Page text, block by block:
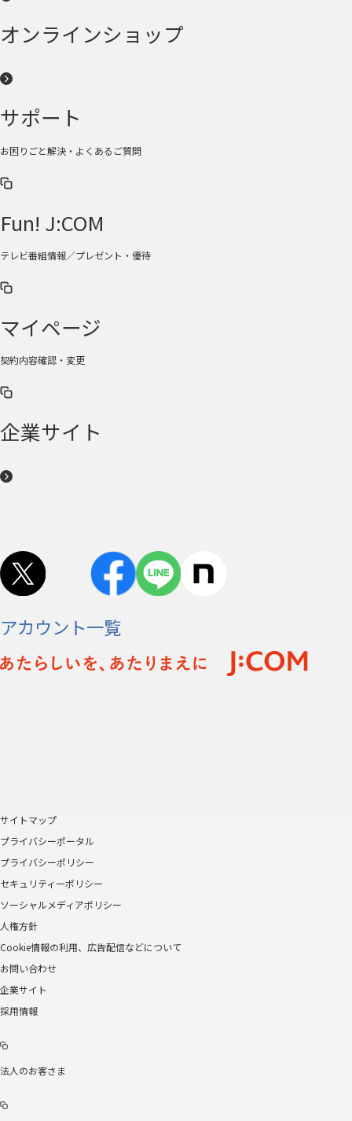
オンラインショップ
サポート
お困りごと解決・よくあるご質問
Fun! J:COM
テレビ番組情報／プレゼント・優待
マイページ
契約内容確認・変更
企業サイト
アカウント一覧
サイトマップ
プライバシーポータル
プライバシーポリシー
セキュリティーポリシー
ソーシャルメディアポリシー
人権方針
Cookie情報の利用、広告配信などについて
お問い合わせ
企業サイト
採用情報
法人のお客さま